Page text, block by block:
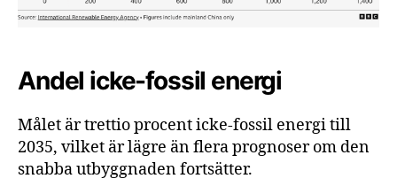
Andel icke-fossil energi
Målet är trettio procent icke-fossil energi till
2035, vilket är lägre än flera prognoser om den
snabba utbyggnaden fortsätter.